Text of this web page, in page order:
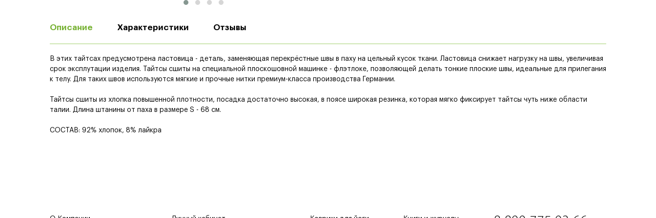
Описание Характеристики Отзывы
В этих тайтсах предусмотрена ластовица - деталь, заменяющая перекрёстные швы в паху на цельный кусок ткани. Ластовица снижает нагрузку на швы, увеличивая
срок эксплутации изделия. Тайтсы сшиты на специальной плоскошовной машинке - флэтлоке, позволяющей делать тонкие плоские швы, идеальные для прилегания
к телу. Для таких швов используются мягкие и прочные нитки премиум-класса производства Германии.
Тайтсы сшиты из хлопка повышенной плотности, посадка достаточно высокая, в поясе широкая резинка, которая мягко фиксирует тайтсы чуть ниже области
талии. Длина штанины от паха в размере S - 68 см.
СОСТАВ: 92% хлопок, 8% лайкра